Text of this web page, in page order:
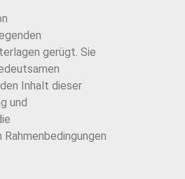
gerügt. Sie
Inhalt dieser
und